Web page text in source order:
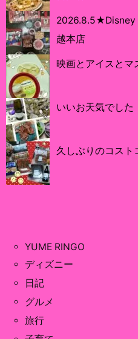
2026.8.5★Disney
越本店
映画とアイスとマ
いいお天気でした
久しぶりのコスト
YUME RINGO
ディズニー
日記
グルメ
旅行